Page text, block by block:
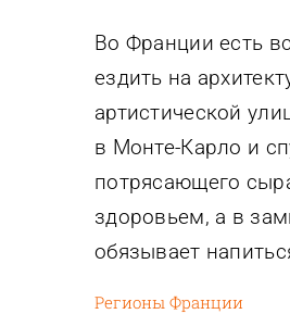
Во Франции есть
ездить на
артистической
в Монте-Карло и
потрясающего
здоровьем, а в
обязывает
Регионы Франции